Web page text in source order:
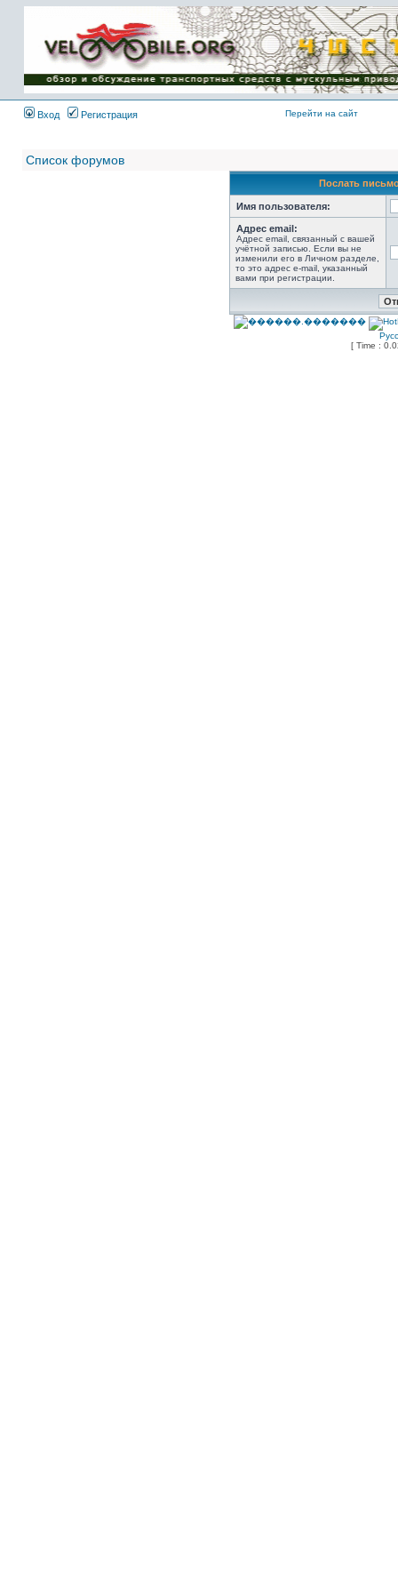
Имя пользователя:
Пароль:
{ LOG_ME_IN_SHORT
}
Вход
Регистрация Перейти на сайт
Список форумов
Послать
Имя пользователя:
Адрес email:
Адрес email, связанный с вашей
учётной записью. Если вы не
изменили его в Личном разделе,
то это адрес e-mail, указанный
вами при регистрации.
[ Time :